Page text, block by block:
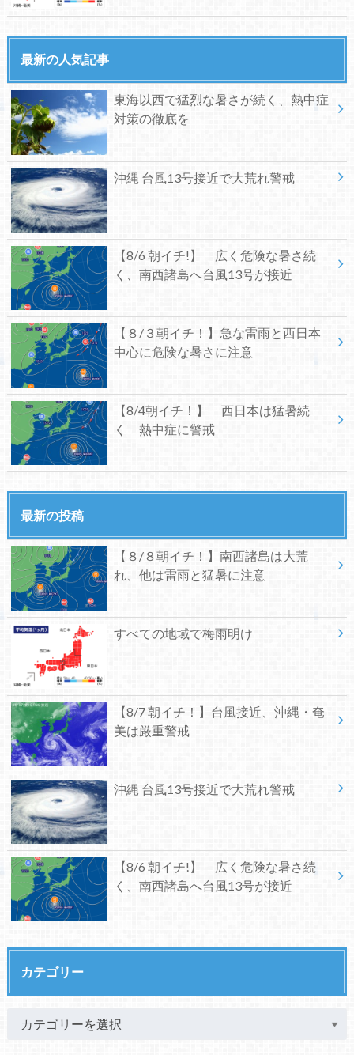
最新の人気記事
東海以西で猛烈な暑さが続く、熱中症
対策の徹底を
沖縄 台風13号接近で大荒れ警戒
【8/6 朝イチ!】 広く危険な暑さ続
く、南西諸島へ台風13号が接近
【８/３朝イチ！】急な雷雨と西日本
中心に危険な暑さに注意
【8/4朝イチ！】 西日本は猛暑続
く 熱中症に警戒
最新の投稿
【８/８朝イチ！】南西諸島は大荒
れ、他は雷雨と猛暑に注意
すべての地域で梅雨明け
【8/7 朝イチ！】台風接近、沖縄・奄
美は厳重警戒
沖縄 台風13号接近で大荒れ警戒
【8/6 朝イチ!】 広く危険な暑さ続
く、南西諸島へ台風13号が接近
カテゴリー